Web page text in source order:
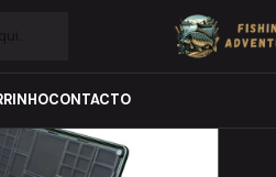
CONTACTO
Box